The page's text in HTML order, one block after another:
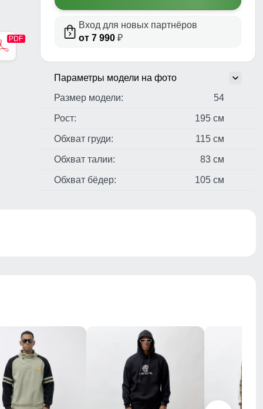
Вход для новых партнёров
от 7 990 ₽
Параметры модели на фото
Размер модели:
54
Рост: 195 см
Обхват груди: 115 см
Обхват талии: 83 см
Обхват бёдер: 105 см